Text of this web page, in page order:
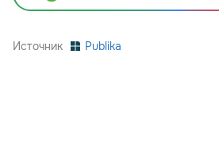
Источник Publika